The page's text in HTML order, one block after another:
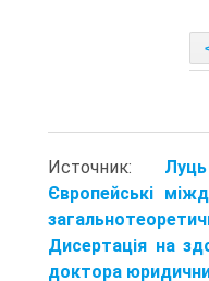
Источник:
Європейські
Дисертація на
доктора